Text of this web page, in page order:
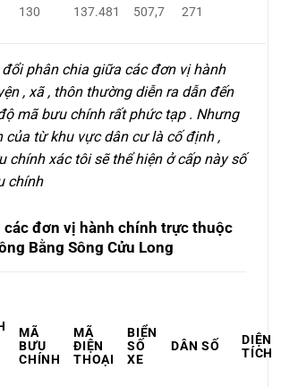
130 137.481 507,7 271
phân chia giữa các đơn vị hành
, xã , thôn thường diễn ra dẫn đến
mã bưu chính rất phức tạp . Nhưng
của từ khu vực dân cư là cố định ,
chính xác tôi sẽ thể hiện ở cấp này số
chính
các đơn vị hành chính trực thuộc
Bằng Sông Cửu Long
MÃ
BƯU
CHÍNH
MÃ
ĐIỆN
THOẠI
BIỂN
SỐ
XE
DÂN SỐ
DIỆN
TÍCH